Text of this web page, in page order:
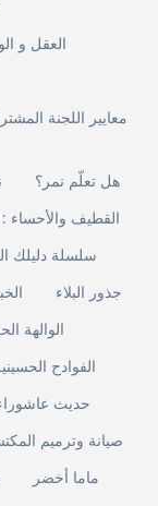
العقل و
معايير اللجنة
هل تعلّم نمر؟
القطيف والأحساء :
سلسلة دليلك
جذور البلاء
الوالهة
الفوادح
حديث
صيانة وترميم
ماما أخضر